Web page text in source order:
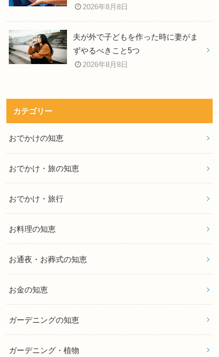
2026年8月8日
夫が外で子どもを作った時に妻がま
ずやるべきこと5つ
2026年8月8日
カテゴリー
おでかけの知恵
おでかけ・旅の知恵
おでかけ・旅行
お料理の知恵
お通夜・お葬式の知恵
お金の知恵
ガーデニングの知恵
ガーデニング・植物